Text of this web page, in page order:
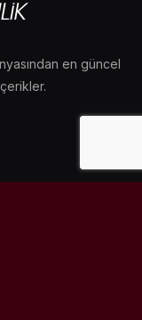
en güncel